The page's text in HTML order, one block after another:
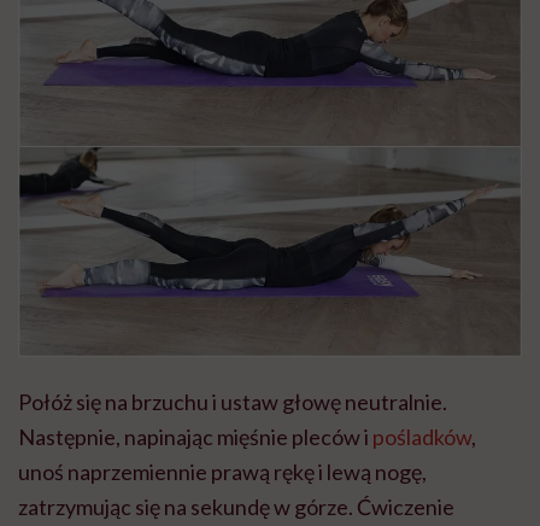
Połóż się na brzuchu i ustaw głowę neutralnie.
Następnie, napinając mięśnie pleców i pośladków,
unoś naprzemiennie prawą rękę i lewą nogę,
zatrzymując się na sekundę w górze. Ćwiczenie